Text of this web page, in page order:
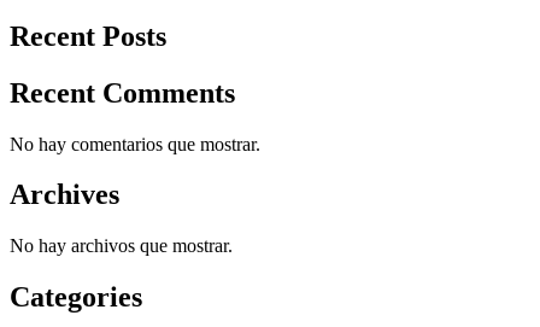
Recent Posts
Recent Comments
No hay comentarios que mostrar.
Archives
No hay archivos que mostrar.
Categories